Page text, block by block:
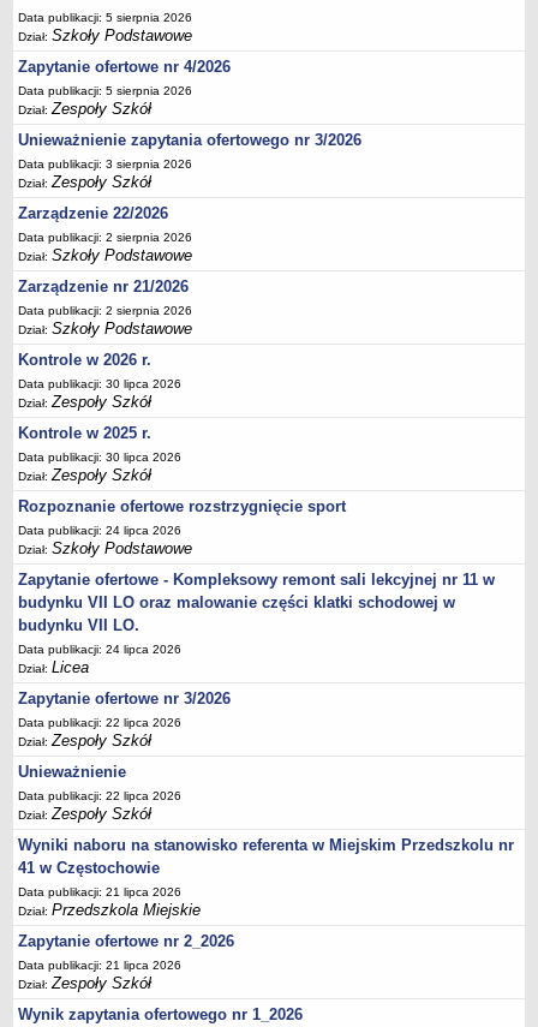
Data publikacji: 5 sierpnia 2026
Dział:Szkoły Podstawowe
Zapytanie ofertowe nr 4/2026
Data publikacji: 5 sierpnia 2026
Dział:Zespoły Szkół
Unieważnienie zapytania ofertowego nr 3/2026
Data publikacji: 3 sierpnia 2026
Dział:Zespoły Szkół
Zarządzenie 22/2026
Data publikacji: 2 sierpnia 2026
Dział:Szkoły Podstawowe
Zarządzenie nr 21/2026
Data publikacji: 2 sierpnia 2026
Dział:Szkoły Podstawowe
Kontrole w 2026 r.
Data publikacji: 30 lipca 2026
Dział:Zespoły Szkół
Kontrole w 2025 r.
Data publikacji: 30 lipca 2026
Dział:Zespoły Szkół
Rozpoznanie ofertowe rozstrzygnięcie sport
Data publikacji: 24 lipca 2026
Dział:Szkoły Podstawowe
Zapytanie ofertowe - Kompleksowy remont sali lekcyjnej nr 11 w
budynku VII LO oraz malowanie części klatki schodowej w
budynku VII LO.
Data publikacji: 24 lipca 2026
Dział:Licea
Zapytanie ofertowe nr 3/2026
Data publikacji: 22 lipca 2026
Dział:Zespoły Szkół
Unieważnienie
Data publikacji: 22 lipca 2026
Dział:Zespoły Szkół
Wyniki naboru na stanowisko referenta w Miejskim Przedszkolu nr
41 w Częstochowie
Data publikacji: 21 lipca 2026
Dział:Przedszkola Miejskie
Zapytanie ofertowe nr 2_2026
Data publikacji: 21 lipca 2026
Dział:Zespoły Szkół
Wynik zapytania ofertowego nr 1_2026